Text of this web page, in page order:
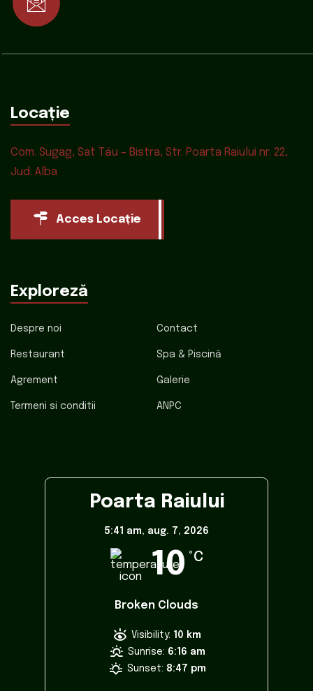
Locație
Com. Sugag, Sat Tău – Bistra, Str. Poarta Raiului nr. 22,
Jud. Alba
Acces Locație
Exploreză
Despre noi Contact
Restaurant Spa & Piscină
Agrement Galerie
Termeni si conditii ANPC
Poarta Raiului
5:41 am, aug. 7, 2026
10 °C
Broken Clouds
Visibility: 10 km
Sunrise: 6:16 am
Sunset: 8:47 pm